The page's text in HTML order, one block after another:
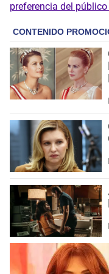
preferencia del